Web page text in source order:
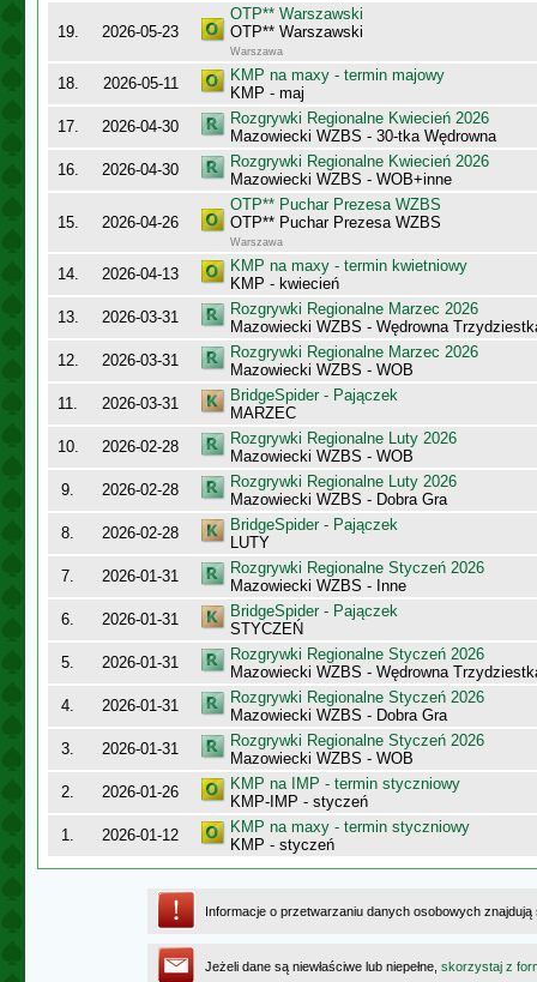
19. 2026-05-23
OTP** Warszawski
OTP** Warszawski
Warszawa
18. 2026-05-11
KMP na maxy - termin majowy
KMP - maj
17.
2026-04-30
Rozgrywki Regionalne Kwiecień 2026
Mazowiecki WZBS - 30-tka Wędrowna
16.
2026-04-30
Rozgrywki Regionalne Kwiecień 2026
Mazowiecki WZBS - WOB+inne
15. 2026-04-26
OTP** Puchar Prezesa WZBS
OTP** Puchar Prezesa WZBS
Warszawa
14. 2026-04-13
KMP na maxy - termin kwietniowy
KMP - kwiecień
13.
2026-03-31
Rozgrywki Regionalne Marzec 2026
Mazowiecki WZBS - Wędrowna
12.
2026-03-31
Rozgrywki Regionalne Marzec 2026
Mazowiecki WZBS - WOB
11.
2026-03-31
BridgeSpider - Pajączek
MARZEC
10.
2026-02-28
Rozgrywki Regionalne Luty 2026
Mazowiecki WZBS - WOB
9.
2026-02-28
Rozgrywki Regionalne Luty 2026
Mazowiecki WZBS - Dobra Gra
8.
2026-02-28
BridgeSpider - Pajączek
LUTY
7.
2026-01-31
Rozgrywki Regionalne Styczeń 2026
Mazowiecki WZBS - Inne
6.
2026-01-31
BridgeSpider - Pajączek
STYCZEŃ
5.
2026-01-31
Rozgrywki Regionalne Styczeń 2026
Mazowiecki WZBS - Wędrowna
4.
2026-01-31
Rozgrywki Regionalne Styczeń 2026
Mazowiecki WZBS - Dobra Gra
3.
2026-01-31
Rozgrywki Regionalne Styczeń 2026
Mazowiecki WZBS - WOB
2.
2026-01-26
KMP na IMP - termin styczniowy
KMP-IMP - styczeń
1.
2026-01-12
KMP na maxy - termin styczniowy
KMP - styczeń
Informacje o przetwarzaniu danych osobowych
Jeżeli dane są niewłaściwe lub niepełne, skorzystaj z